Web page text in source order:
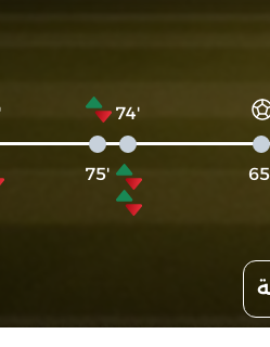
'74
'75
'82